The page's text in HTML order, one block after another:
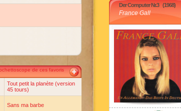
Der Computer Nr.3 (1968)
France Gall
de ces favoris
Tout petit la planète (version
45 tours)
Sans ma barbe